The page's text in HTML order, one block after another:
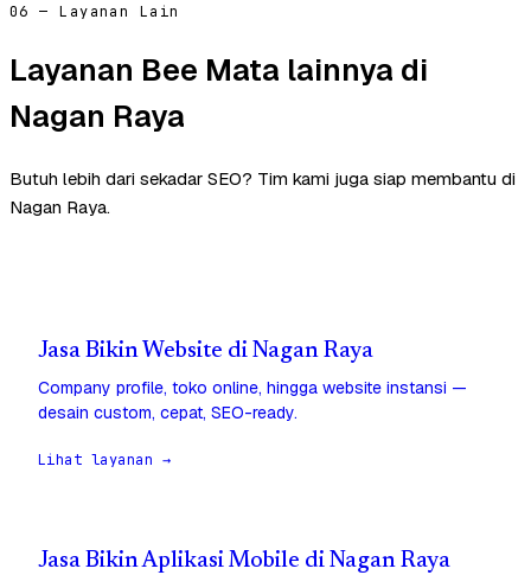
06 — Layanan Lain
Layanan Bee Mata lainnya di
Nagan Raya
Butuh lebih dari sekadar SEO? Tim kami juga siap membantu di
Nagan Raya.
Jasa Bikin Website di Nagan Raya
Company profile, toko online, hingga website instansi —
desain custom, cepat, SEO-ready.
Lihat layanan →
Jasa Bikin Aplikasi Mobile di Nagan Raya